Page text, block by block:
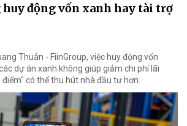
động vốn xanh hay tài trợ
Thuân - FiinGroup, việc huy động vốn
dự án xanh không giúp giảm chi phí lãi
có thể thu hút nhà đầu tư hơn.